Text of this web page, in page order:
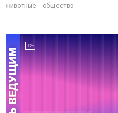
животные общество